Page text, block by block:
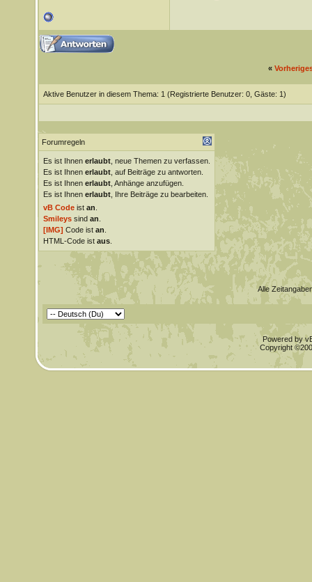
«
Aktive Benutzer in diesem Thema: 1 (Registrierte Benutzer: 0, Gäste: 1)
Forumregeln
Es ist Ihnen erlaubt, neue Themen zu verfassen.
Es ist Ihnen erlaubt, auf Beiträge zu antworten.
Es ist Ihnen erlaubt, Anhänge anzufügen.
Es ist Ihnen erlaubt, Ihre Beiträge zu bearbeiten.
vB Codeist an
Smileyssind an
[IMG] Code ist an
HTML-Code ist aus.
Alle
Powered by
Copyright